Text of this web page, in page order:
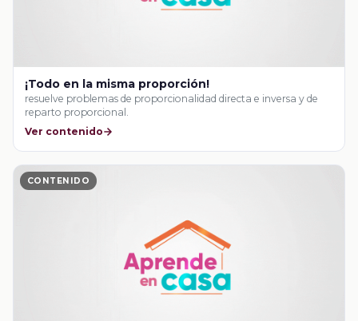
¡Todo en la misma proporción!
resuelve problemas de proporcionalidad directa e inversa y de
reparto proporcional.
Ver contenido
CONTENIDO